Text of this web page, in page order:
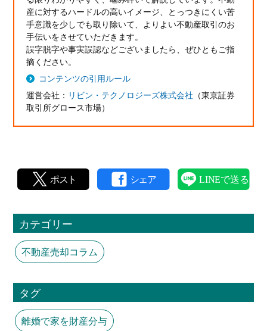
産に対するハードルの高いイメージ、とっつきにくい苦
手意識を少しでも取り除いて、よりよい不動産取引のお
手伝いをさせていただきます。
誤字脱字や事実誤認などございましたら、ぜひともご指
摘ください。
コンテンツの引用ルール
運営会社： リビン・テクノロジーズ株式会社 （東京証券
取引所グロース市場）
カテゴリー
不動産売却コラム
タグ
離婚で家を財産分与